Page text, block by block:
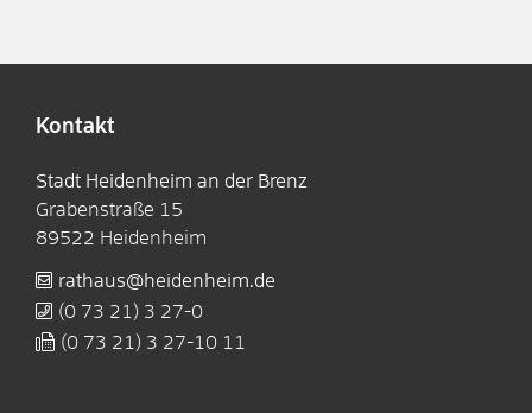
Kontakt
Stadt Heidenheim an der Brenz
Grabenstraße 15
89522 Heidenheim
rathaus@heidenheim.de
(0 73 21) 3 27-0
(0 73 21) 3 27-10 11